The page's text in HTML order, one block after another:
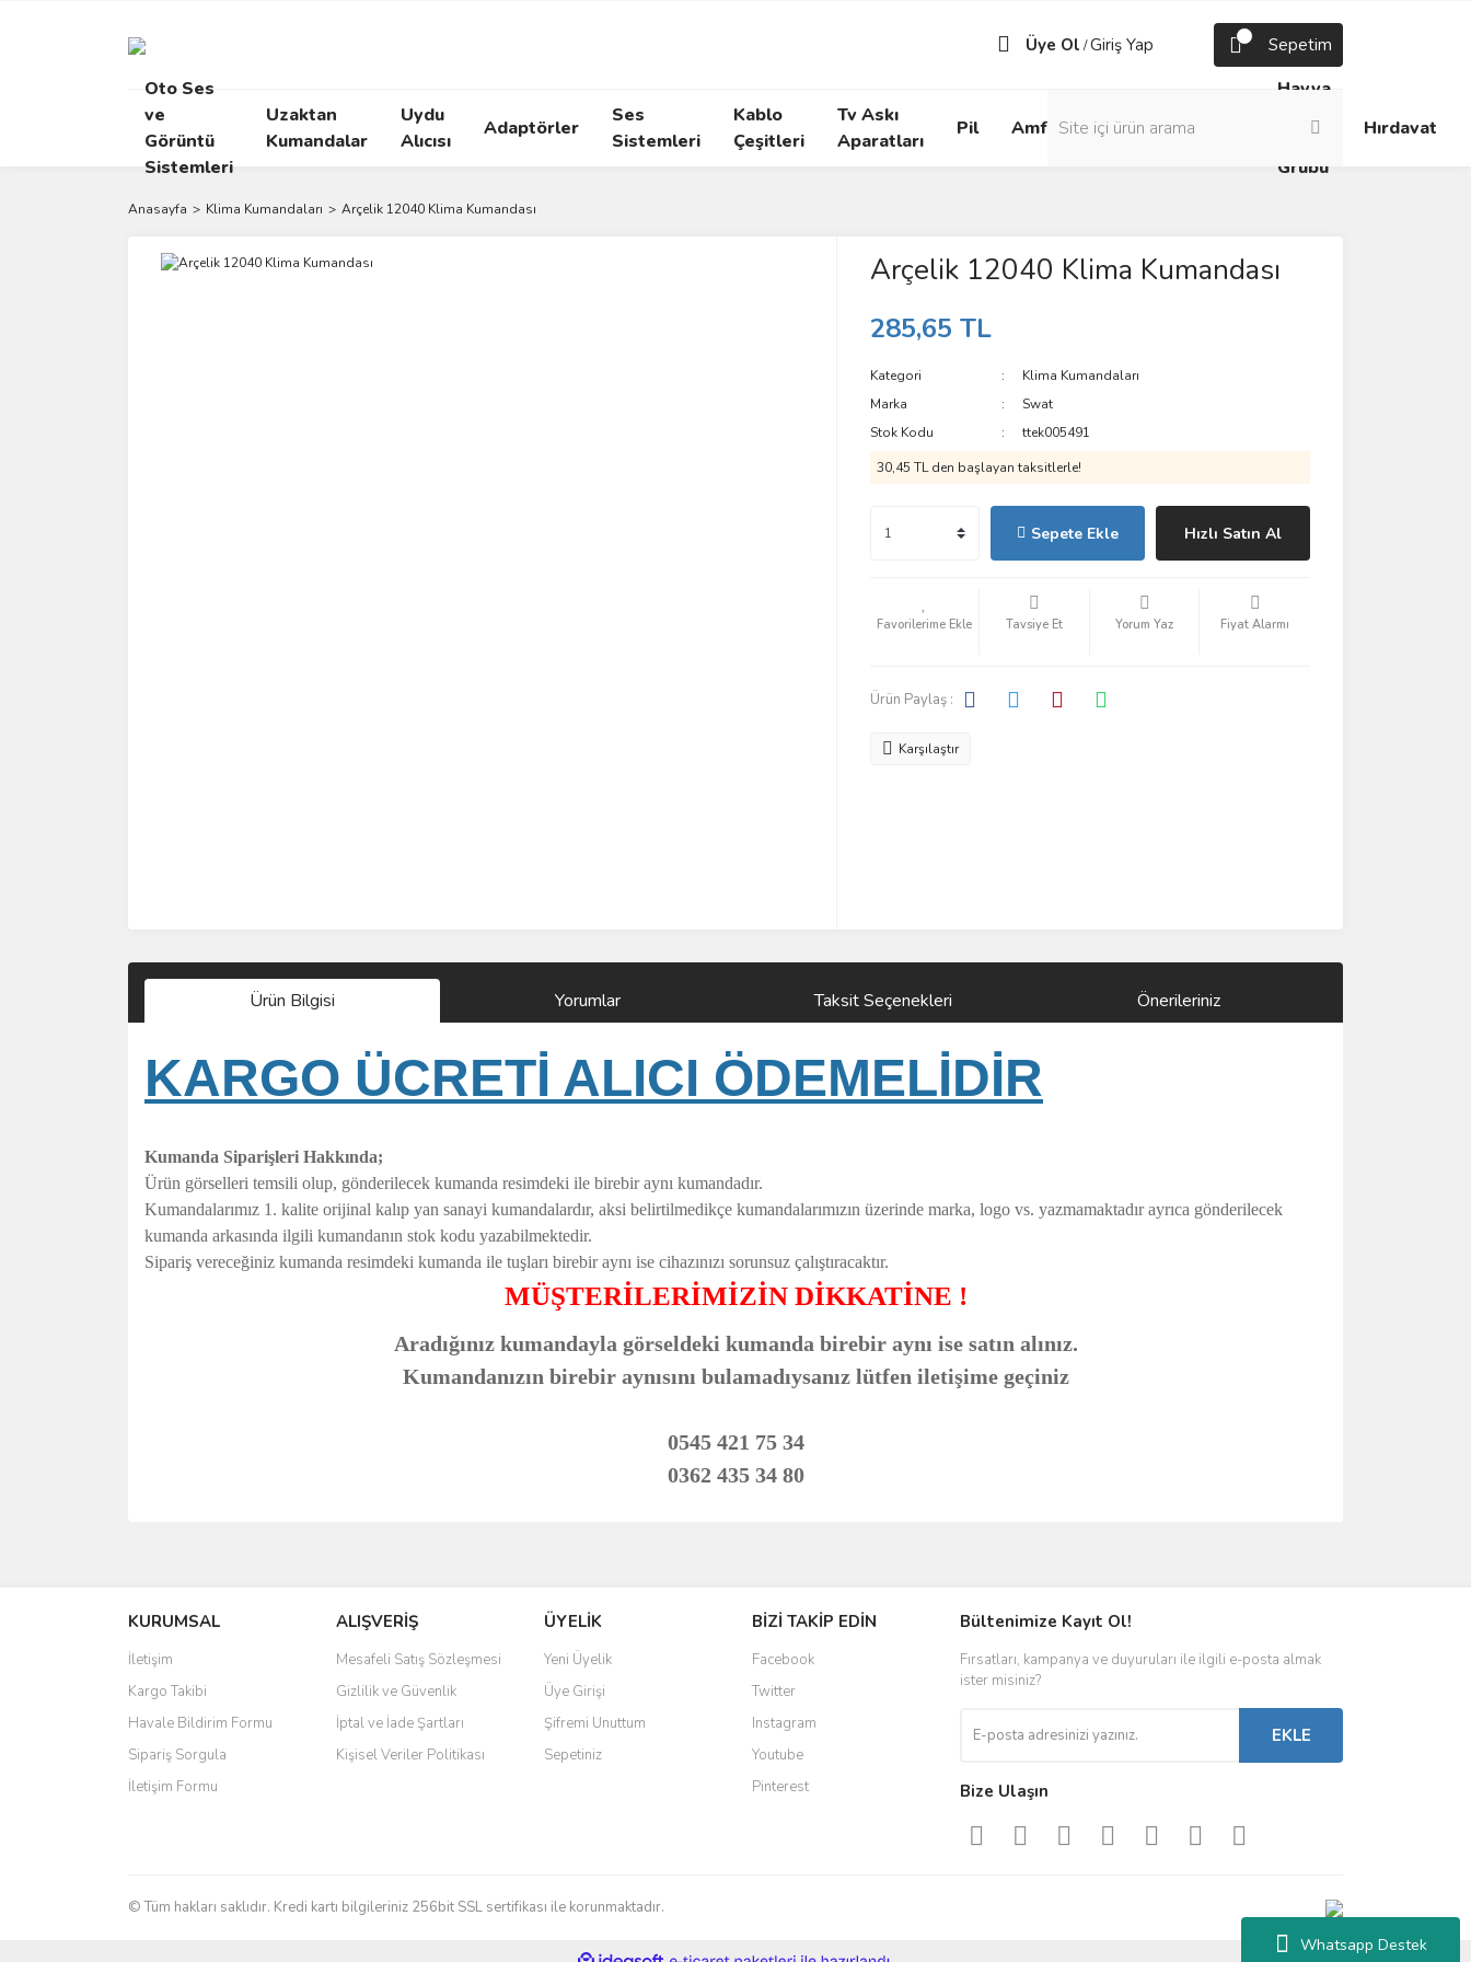
Whatsapp Destek
Üye Ol /Giriş Yap Sepetim
Oto Ses
ve
Görüntü
Sistemleri
Uzaktan
Kumandalar
Uydu
Alıcısı
Adaptörler
Ses
Sistemleri
Kablo
Çeşitleri
Tv Askı
Aparatları
Pil Amfi
Box
Prizler
Havya
Lehim
Grubu
Hırdavat
Anasayfa Klima Kumandaları Arçelik 12040 Klima Kumandası
Arçelik 12040 Klima Kumandası
285,65 TL
Kategori
Klima Kumandaları
Marka
Swat
Stok Kodu
ttek005491
30,45 TL den başlayan taksitlerle!
Sepete Ekle Hızlı Satın Al
Tavsiye Et Yorum Yaz Fiyat Alarmı
Ürün Paylaş :
Karşılaştır
Ürün Bilgisi Yorumlar Taksit Seçenekleri Önerileriniz
KARGO ÜCRETİ ALICI ÖDEMELİDİR
Kumanda Siparişleri Hakkında;
Ürün görselleri temsili olup, gönderilecek kumanda resimdeki ile birebir aynı kumandadır.
Kumandalarımız 1. kalite orijinal kalıp yan sanayi kumandalardır, aksi belirtilmedikçe kumandalarımızın üzerinde marka, logo vs. yazmamaktadır ayrıca gönderilecek
kumanda arkasında ilgili kumandanın stok kodu yazabilmektedir.
Sipariş vereceğiniz kumanda resimdeki kumanda ile tuşları birebir aynı ise cihazınızı sorunsuz çalıştıracaktır.
MÜŞTERİLERİMİZİN DİKKATİNE !
Aradığınız kumandayla görseldeki kumanda birebir aynı ise satın alınız.
Kumandanızın birebir aynısını bulamadıysanız lütfen iletişime geçiniz
0545 421 75 34
0362 435 34 80
Ürün resmi kalitesiz, bozuk veya görüntülenemiyor.
Ürün açıklamasında eksik bilgiler bulunuyor.
Ürün bilgilerinde hatalar bulunuyor.
Ürün fiyatı diğer sitelerden daha pahalı.
Bu ürüne benzer farklı alternatifler olmalı.
KURUMSAL
İletişim
Kargo Takibi
Havale Bildirim Formu
Sipariş Sorgula
İletişim Formu
ALIŞVERİŞ
Mesafeli Satış Sözleşmesi
Gizlilik ve Güvenlik
İptal ve İade Şartları
Kişisel Veriler Politikası
ÜYELİK
Yeni Üyelik
Üye Girişi
Şifremi Unuttum
Sepetiniz
BİZİ TAKİP EDİN
Facebook
Twitter
Instagram
Youtube
Pinterest
Bültenimize Kayıt Ol!
Fırsatları, kampanya ve duyuruları ile ilgili e-posta almak
ister misiniz?
EKLE
Bize Ulaşın
© Tüm hakları saklıdır. Kredi kartı bilgileriniz 256bit SSL sertifikası ile korunmaktadır.